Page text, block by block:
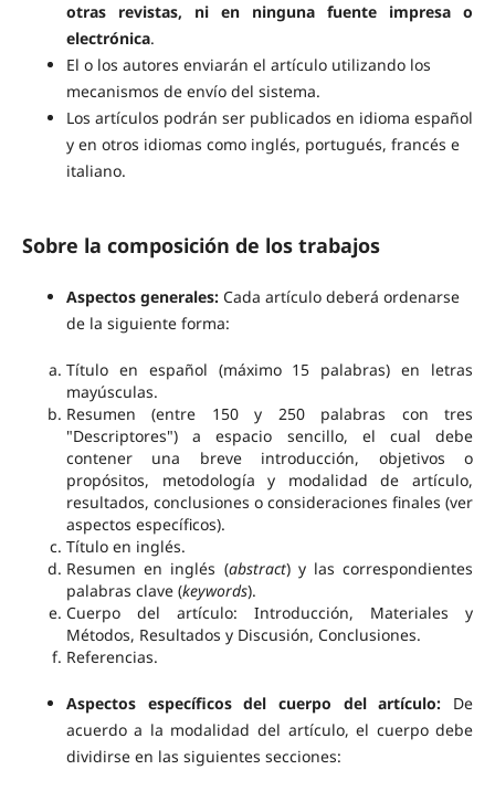
otras revistas, ni en ninguna fuente impresa o
electrónica.
El o los autores enviarán el artículo utilizando los
mecanismos de envío del sistema.
Los artículos podrán ser publicados en idioma español
y en otros idiomas como inglés, portugués, francés e
italiano.
Sobre la composición de los trabajos
Aspectos generales: Cada artículo deberá ordenarse
de la siguiente forma:
Título en español (máximo 15 palabras) en letras
mayúsculas.
Resumen (entre 150 y 250 palabras con tres
"Descriptores") a espacio sencillo, el cual debe
contener una breve introducción, objetivos o
propósitos, metodología y modalidad de artículo,
resultados, conclusiones o consideraciones finales (ver
aspectos específicos).
Título en inglés.
Resumen en inglés (abstract) y las correspondientes
palabras clave (keywords).
Cuerpo del artículo: Introducción, Materiales y
Métodos, Resultados y Discusión, Conclusiones.
Referencias.
Aspectos específicos del cuerpo del artículo: De
acuerdo a la modalidad del artículo, el cuerpo debe
dividirse en las siguientes secciones: